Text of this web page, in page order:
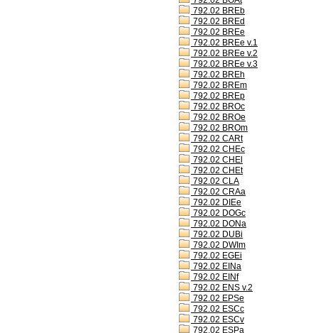
792.02 BREb
792.02 BREd
792.02 BREe
792.02 BREe v.1
792.02 BREe v.2
792.02 BREe v.3
792.02 BREh
792.02 BREm
792.02 BREp
792.02 BROc
792.02 BROe
792.02 BROm
792.02 CARt
792.02 CHEc
792.02 CHEl
792.02 CHEt
792.02 CLA
792.02 CRAa
792.02 DIEe
792.02 DOGc
792.02 DONa
792.02 DUBi
792.02 DWIm
792.02 EGEi
792.02 EINa
792.02 EINf
792.02 ENS v.2
792.02 EPSe
792.02 ESCc
792.02 ESCv
792.02 ESPa